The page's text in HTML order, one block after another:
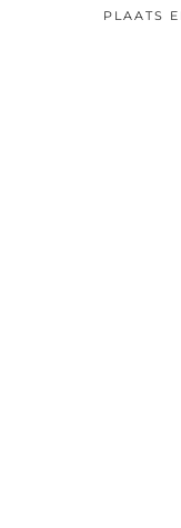
PLAATS